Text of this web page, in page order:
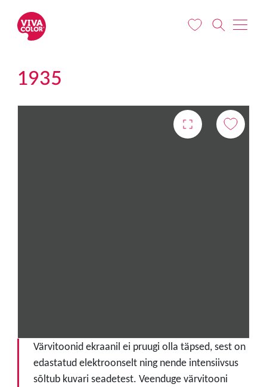
1935
Värvitoonid ekraanil ei pruugi olla täpsed, sest on
edastatud elektroonselt ning nende intensiivsus
sõltub kuvari seadetest. Veenduge värvitooni